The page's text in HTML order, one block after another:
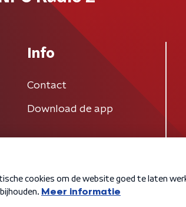
Info
Contact
Download de app